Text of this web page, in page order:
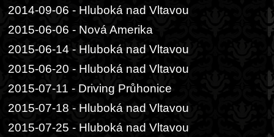
2014-09-06 - Hluboká nad Vltavou
2015-06-06 - Nová Amerika
2015-06-14 - Hluboká nad Vltavou
2015-06-20 - Hluboká nad Vltavou
2015-07-11 - Driving Průhonice
2015-07-18 - Hluboká nad Vltavou
2015-07-25 - Hluboká nad Vltavou